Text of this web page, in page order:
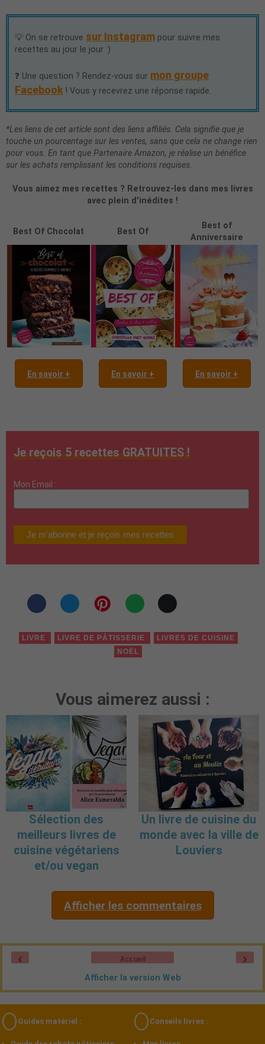
💡 On se retrouve sur Instagram pour suivre mes
recettes au jour le jour :)
❓ Une question ? Rendez-vous sur mon groupe
Facebook ! Vous y recevrez une réponse rapide.
*Les liens de cet article sont des liens affiliés. Cela signifie que je
touche un pourcentage sur les ventes, sans que cela ne change rien
pour vous. En tant que Partenaire Amazon, je réalise un bénéfice
sur les achats remplissant les conditions requises.
Vous aimez mes recettes ? Retrouvez-les dans mes livres
avec plein d'inédites !
Best Of Chocolat Best Of
Best of
Anniversaire
En savoir + En savoir + En savoir +
Je reçois 5 recettes GRATUITES !
Mon Email :
LIVRE LIVRE DE PÂTISSERIE
LIVRES DE CUISINE
NOËL
Vous aimerez aussi :
Sélection des
meilleurs livres de
cuisine végétariens
et/ou vegan
Un livre de cuisine du
monde avec la ville de
Louviers
Afficher les commentaires
‹ ›
Accueil
Afficher la version Web
Guides matériel : Conseils livres :